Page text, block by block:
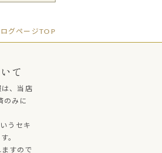
グページTOP
て
、当店
のみに
うセキ
。
すので